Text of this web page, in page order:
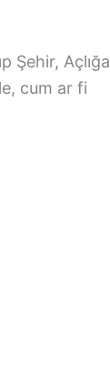
Şehir, Açlığa
cum ar fi